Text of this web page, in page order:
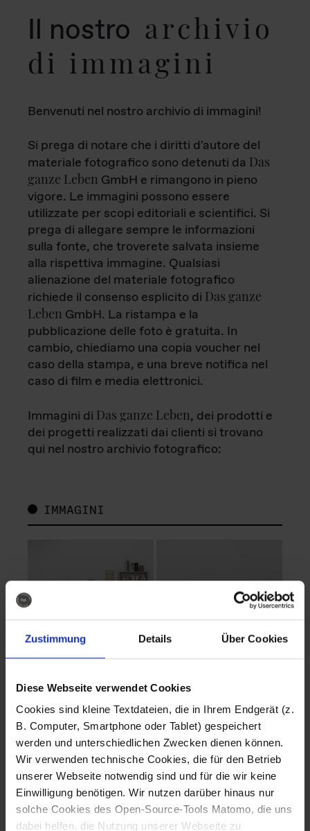
Zustimmung Details Über Cookies
Diese Webseite verwendet Cookies
Cookies sind kleine Textdateien, die in Ihrem Endgerät (z.
B. Computer, Smartphone oder Tablet) gespeichert
werden und unterschiedlichen Zwecken dienen können.
Wir verwenden technische Cookies, die für den Betrieb
unserer Webseite notwendig sind und für die wir keine
Einwilligung benötigen. Wir nutzen darüber hinaus nur
solche Cookies des Open-Source-Tools Matomo, die uns
dabei helfen, die Nutzung unserer Webseite zu
Il nostro archivio
di immagini
Benvenuti nel nostro archivio di immagini!
Si prega di notare che i diritti d'autore del
materiale fotografico sono detenuti da Das
ganze Leben GmbH e rimangono in pieno
vigore. Le immagini possono essere
utilizzate per scopi editoriali e scientifici. Si
prega di allegare sempre le informazioni
sulla fonte, che troverete salvata insieme
alla rispettiva immagine. Qualsiasi
alienazione del materiale fotografico
richiede il consenso esplicito di Das ganze
Leben GmbH. La ristampa e la
pubblicazione delle foto è gratuita. In
cambio, chiediamo una copia voucher nel
caso della stampa, e una breve notifica nel
caso di film e media elettronici.
Immagini di Das ganze Leben, dei prodotti e
dei progetti realizzati dai clienti si trovano
qui nel nostro archivio fotografico:
IMMAGINI
Fotografo: Lorenz
Sternbach
Download
Fotografo: Lorenz
Sternbach
Download